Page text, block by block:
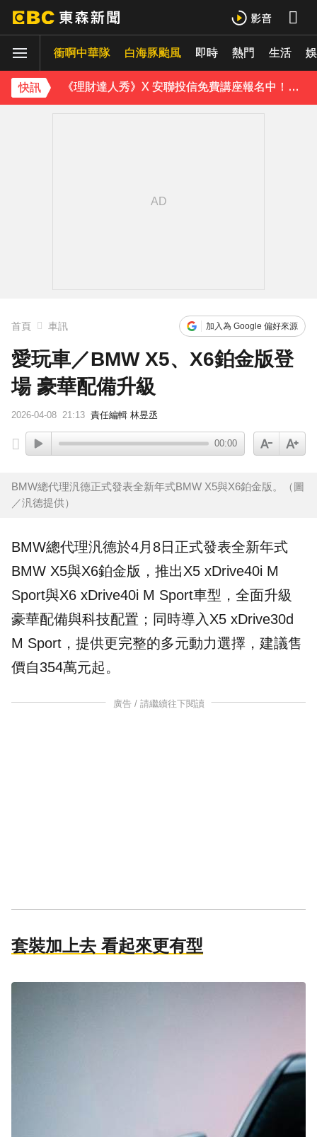
衝啊中華隊 白海豚颱風 即時 熱門 生活
快訊
下載東森App，隨時掌握天下大小事！
《理財達人秀》X 安聯投信免費講座報名中！搶先卡位 2027
下載東森App，隨時掌握天下大小事！
首頁 車訊 加入為 Google 偏好來源
愛玩車／BMW X5、X6鉑金版登
場 豪華配備升級
2026-04-08 21:13 責任編輯 林昱丞
00:00
BMW總代理汎德正式發表全新年式BMW X5與X6鉑金版。（圖
／汎德提供）
BMW總代理汎德於4月8日正式發表全新年式
BMW X5與X6鉑金版 ，推出X5 xDrive40i M
Sport與X6 xDrive40i M Sport車型，全面升級
豪華配備與科技配置；同時導入X5 xDrive30d
M Sport，提供更完整的多元動力選擇，建議售
價自354萬元起。
廣告 / 請繼續往下閱讀
套裝加上去 看起來更有型